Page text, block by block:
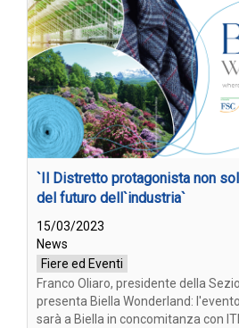
`Il Distretto protagonista non
del futuro dell`industria`
15/03/2023
News
Fiere ed Eventi
Franco Oliaro, presidente della
presenta Biella Wonderland:
sarà a Biella in concomitanza con